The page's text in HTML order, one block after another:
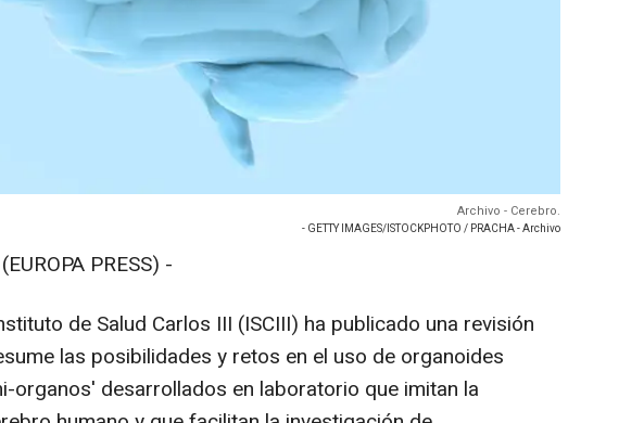
Archivo - Cerebro.
- GETTY IMAGES/ISTOCKPHOTO / PRACHA - Archivo
PRESS) -
de Salud Carlos III (ISCIII) ha publicado una revisión
las posibilidades y retos en el uso de organoides
organos' desarrollados en laboratorio que imitan la